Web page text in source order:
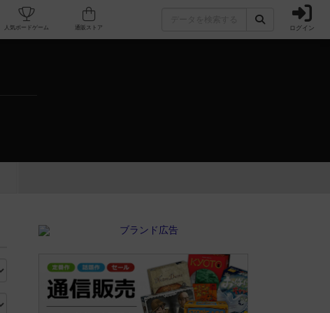
カフェ/店舗 人気ボードゲーム ログイン